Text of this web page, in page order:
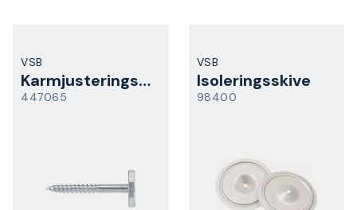
VSB
Karmjusteringsskrue
447065
VSB
Isoleringsskive
98400